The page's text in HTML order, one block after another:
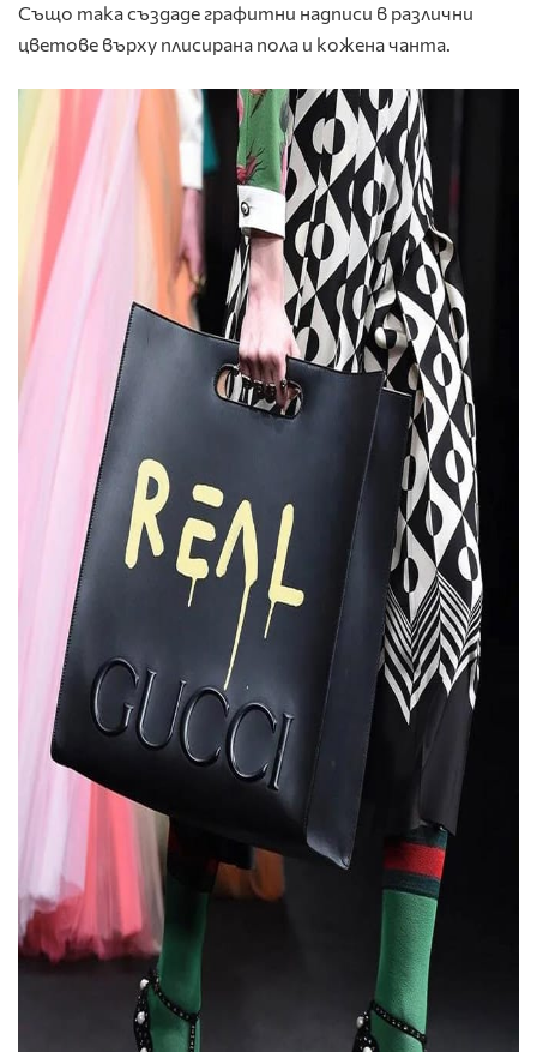
Също така създаде графитни надписи в различни
цветове върху плисирана пола и кожена чанта.